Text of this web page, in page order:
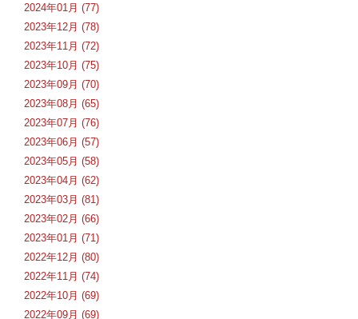
2024年01月 (77)
2023年12月 (78)
2023年11月 (72)
2023年10月 (75)
2023年09月 (70)
2023年08月 (65)
2023年07月 (76)
2023年06月 (57)
2023年05月 (58)
2023年04月 (62)
2023年03月 (81)
2023年02月 (66)
2023年01月 (71)
2022年12月 (80)
2022年11月 (74)
2022年10月 (69)
2022年09月 (69)